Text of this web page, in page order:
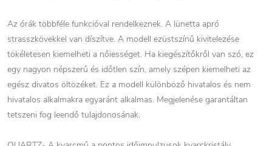
Az órák többféle funkcióval rendelkeznek. A lünetta apró
strasszkövekkel van díszítve. A modell ezüstszínű kivitelezése
tökéletesen kiemelheti a nőiességet. Ha kiegészítőkről van szó, ez
egy nagyon népszerű és időtlen szín, amely szépen kiemelheti az
egész divatos öltözéket. Ez a modell különböző hivatalos és nem
hivatalos alkalmakra egyaránt alkalmas. Megjelenése garantáltan
tetszeni fog leendő tulajdonosának.